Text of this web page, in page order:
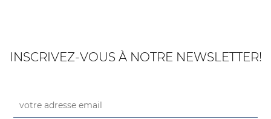
INSCRIVEZ-VOUS À NOTRE NEWSLETTER!